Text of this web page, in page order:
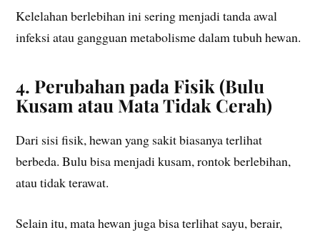
Kelelahan berlebihan ini sering menjadi tanda awal
infeksi atau gangguan metabolisme dalam tubuh hewan.
4. Perubahan pada Fisik (Bulu
Kusam atau Mata Tidak Cerah)
Dari sisi fisik, hewan yang sakit biasanya terlihat
berbeda. Bulu bisa menjadi kusam, rontok berlebihan,
atau tidak terawat.
Selain itu, mata hewan juga bisa terlihat sayu, berair,